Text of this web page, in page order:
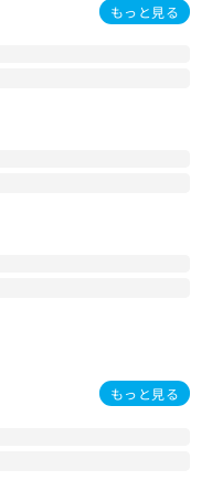
もっと見る
もっと見る